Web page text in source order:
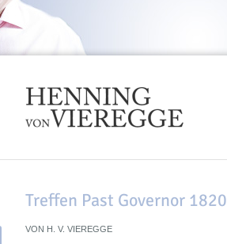
Treffen Past Governor 1820
VON H. V. VIEREGGE